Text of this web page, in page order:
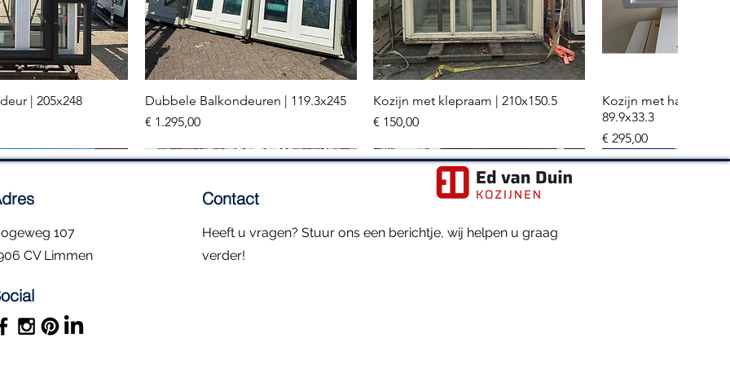
overzicht
| 205x248
Snel overzicht
Dubbele Balkondeuren | 119.3x245
Prijs
€ 1.295,00
Snel overzicht
Kozijn met klepraam | 210x150.5
Prijs
€ 150,00
Snel
Kozijn met
89.9x33.3
Prijs
€ 295,00
2 stuks Meerdere stuks Hr+++ glas
107
CV Limmen
Contact
Heeft u vragen? Stuur ons een berichtje, wij helpen u graag
verder!